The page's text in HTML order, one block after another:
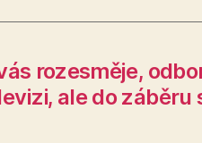
rozesměje,
ale do